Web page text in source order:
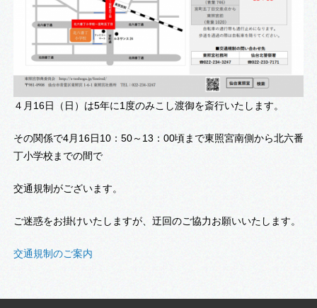
４月16日（日）は5年に1度のみこし渡御を斎行いたします。
その関係で4月16日10：50～13：00頃まで東照宮南側から北六番
丁小学校までの間で
交通規制がございます。
ご迷惑をお掛けいたしますが、迂回のご協力お願いいたします。
交通規制のご案内